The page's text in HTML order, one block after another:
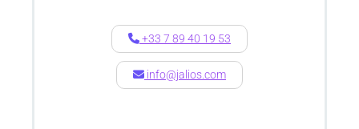
+33 7 89 40 19 53
info@jalios.com